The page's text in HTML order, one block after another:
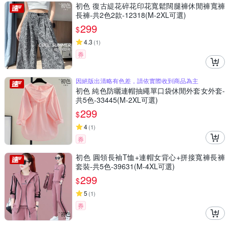
初色 復古緹花碎花印花寬鬆闊腿褲休閒褲寬褲
長褲-共2色2款-12318(M-2XL可選)
$299
4.3 (1)
券
因絕版出清略有色差，請依實際收到商品為主
初色 純色防曬連帽抽繩單口袋休閒外套女外套-
共5色-33445(M-2XL可選)
$299
4(1)
券
初色 圓領長袖T恤+連帽女背心+拼接寬褲長褲
套裝-共5色-39631(M-4XL可選)
$299
5 (1)
券